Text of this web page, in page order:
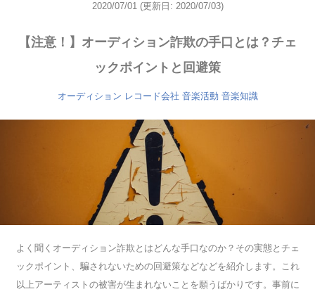
2020/07/01 (更新日: 2020/07/03)
【注意！】オーディション詐欺の手口とは？チェ
ックポイントと回避策
オーディション レコード会社 音楽活動 音楽知識
よく聞くオーディション詐欺とはどんな手口なのか？その実態とチェ
ックポイント、騙されないための回避策などなどを紹介します。これ
以上アーティストの被害が生まれないことを願うばかりです。事前に